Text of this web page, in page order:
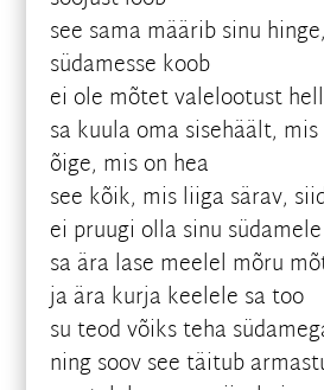
see sama määrib sinu
südamesse koob
ei ole mõtet valelootust
sa kuula oma sisehäält,
õige, mis on hea
see kõik, mis liiga särav,
ei pruugi olla sinu
sa ära lase meelel mõru
ja ära kurja keelele sa too
su teod võiks teha
ning soov see täitub